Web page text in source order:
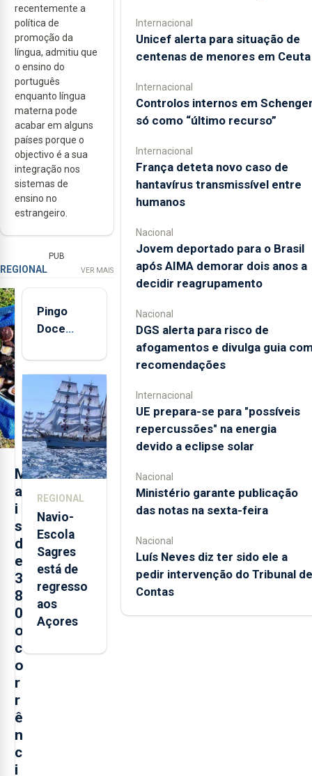
recentemente a
política de
promoção da
língua, admitiu que
o ensino do
português
enquanto língua
materna pode
acabar em alguns
países porque o
objectivo é a sua
integração nos
sistemas de
ensino no
estrangeiro.
PUB
REGIONAL VER MAIS
M
a
i
s
d
e
3
8
0
o
c
o
r
r
ê
n
c
i
Pingo
Doce
quinta-
feira nova
loja em
São
Sebastião
e cria 30
postos de
REGIONAL
Navio-
Escola
Sagres
está de
regresso
aos
Açores
Internacional
Unicef alerta para situação de
centenas de menores em Ceuta
Internacional
Controlos internos em
só como “último recurso”
Internacional
França deteta novo caso de
hantavírus transmissível entre
humanos
Nacional
Jovem deportado para o Brasil
após AIMA demorar dois anos a
decidir reagrupamento
Nacional
DGS alerta para risco de
afogamentos e divulga guia
recomendações
Internacional
UE prepara-se para "possíveis
repercussões" na energia
devido a eclipse solar
Nacional
Ministério garante publicação
das notas na sexta-feira
Nacional
Luís Neves diz ter sido ele a
pedir intervenção do Tribunal de
Contas